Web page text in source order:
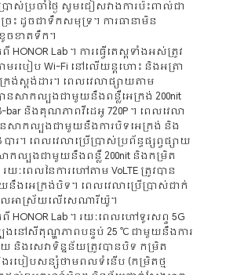
ាស់ប្រចាំថ្ងៃ សូមជៀសវាងការប៉ះពាល់ជា
រេះ ដូចជាទឹកសមុទ្រ។ ការធានាមិន
ចខាតទឹក។
Lab ។ ការធ្វើតេស្តទាំងអស់ត្រូវ
ោមរបៀប Wi-Fi នៅលើយន្តហោះ និងអត្រា
ក្រង់ស្តង់ដារ។ ពេលវេលាផ្សាយតាម
សាកល្បងជាមួយនឹងពន្លឺអេក្រង់ 200nit
និងគុណភាពវីដេអូ 720P ។ ពេលវេលា
ានសាកល្បងជាមួយនឹងការបិទអេក្រង់ និង
រ។ ពេលវេលាប្រើប្រាស់ប្រព័ន្ធផ្សព្វផ្សាយ
ាកល្បងជាមួយនឹងពន្លឺ 200nit និងកម្រិត
យៈពេលនៃការហៅតាម VoLTE ត្រូវបាន
ងអេក្រង់បិទ។ ពេលវេលាប្រើប្រាស់ជាក់
រួលអាស្រ័យលើសេណារីយ៉ូ។
HONOR Lab ។ រយៈពេលហៅទូរសព្ទ 5G
ងនៅសីតុណ្ហភាពបន្ទប់ 25 ℃ ជាមួយនឹងការ
យ និងសេវាទិន្នន័យត្រូវបានបិទ កម្រិត
ងរបៀបសន្សំថាមពលទំនើប (កម្រិតថ្ម